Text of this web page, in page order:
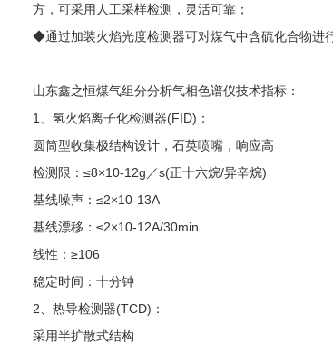
方，可采用人工采样检测，灵活可靠；
◆通过加装火焰光度检测器可对煤气中含硫化合物进
山东鑫之恒煤气组分分析气相色谱仪技术指标：
1
、氢火焰离子化检测器(FID) ：
圆筒型收集极结构设计，石英喷嘴，响应高
检测限：≤8×10-12g ／s(正十六烷/异辛烷)
基线噪声：≤2×10-13A
基线漂移：≤2×10-12A/30min
线性：≥106
稳定时间：十分钟
2 、热导检测器(TCD) ：
采用半扩散式结构